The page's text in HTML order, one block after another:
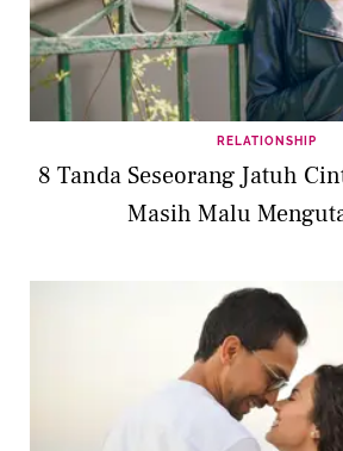
RELATIONSHIP
8 Tanda Seseorang Jatuh
Masih Malu